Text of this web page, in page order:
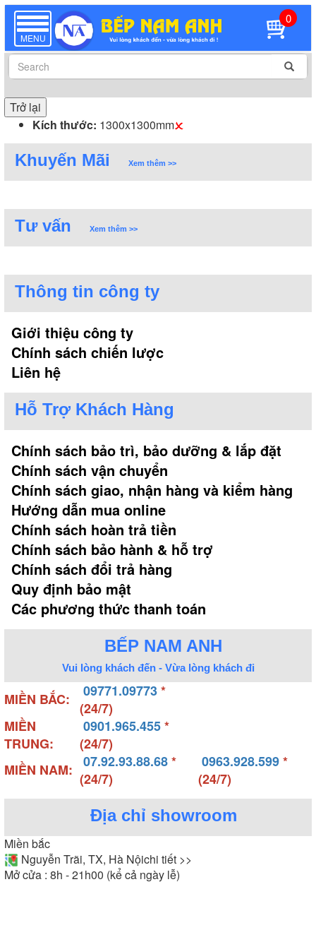
TOGGLE
NAVIGATION
MENU
0
Trở lại
Kích thước: 1300x1300mm
Khuyến Mãi Xem thêm >>
Tư vấn Xem thêm >>
Thông tin công ty
Giới thiệu công ty
Chính sách chiến lược
Liên hệ
Hỗ Trợ Khách Hàng
Chính sách bảo trì, bảo dưỡng & lắp đặt
Chính sách vận chuyển
Chính sách giao, nhận hàng và kiểm hàng
Hướng dẫn mua online
Chính sách hoàn trả tiền
Chính sách bảo hành & hỗ trợ
Chính sách đổi trả hàng
Quy định bảo mật
Các phương thức thanh toán
BẾP NAM ANH
Vui lòng khách đến - Vừa lòng khách đi
MIỀN BẮC: 09771.09773*
(24/7)
MIỀN
TRUNG:
0901.965.455*
(24/7)
MIỀN NAM:
07.92.93.88.68*
(24/7)
0963.928.599*
(24/7)
Địa chỉ showroom
Miền bắc
Nguyễn Trãi, TX, Hà Nộichi tiết >>
Mở cửa : 8h - 21h00 (kể cả ngày lễ)